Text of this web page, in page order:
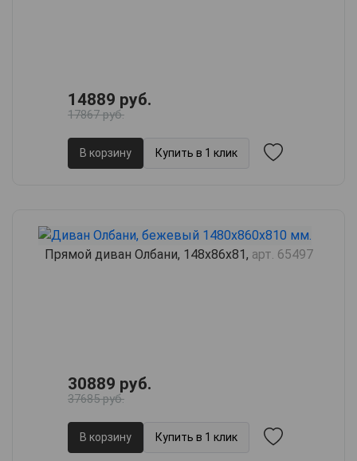
14889 руб.
17867 руб.
В корзину Купить в 1 клик
Прямой диван Олбани, 148х86х81, арт. 65497
30889 руб.
37685 руб.
В корзину Купить в 1 клик